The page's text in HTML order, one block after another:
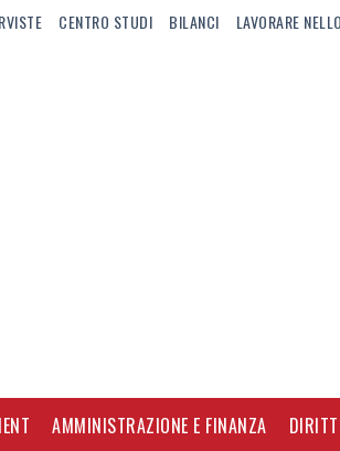
CENTRO STUDI BILANCI LAVORARE
AMMINISTRAZIONE E FINANZA